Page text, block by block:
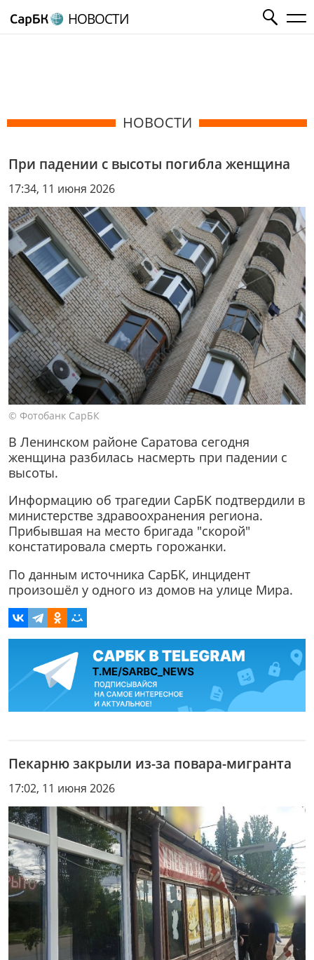
НОВОСТИ
НОВОСТИ
При падении с высоты погибла женщина
17:34, 11 июня 2026
© Фотобанк СарБК
В Ленинском районе Саратова сегодня
женщина разбилась насмерть при падении с
высоты.
Информацию об трагедии СарБК подтвердили в
министерстве здравоохранения региона.
Прибывшая на место бригада "скорой"
констатировала смерть горожанки.
По данным источника СарБК, инцидент
произошёл у одного из домов на улице Мира.
Пекарню закрыли из-за повара-мигранта
17:02, 11 июня 2026